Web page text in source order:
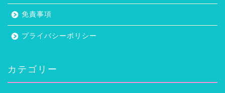
免責事項
プライバシーポリシー
カテゴリー